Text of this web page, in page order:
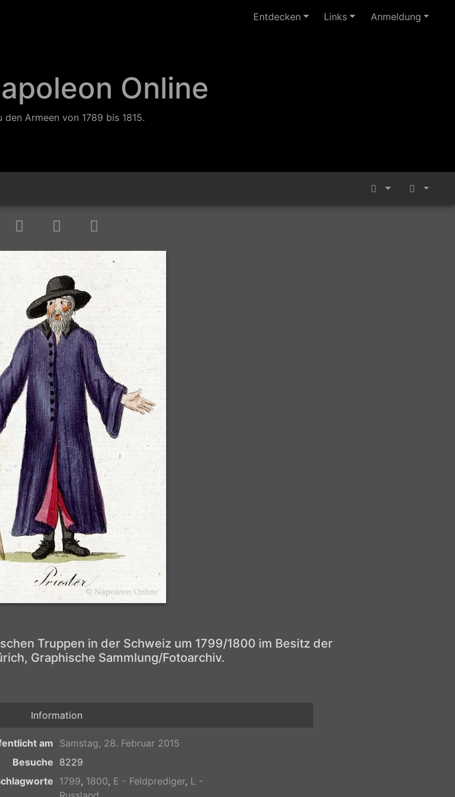
Entdecken Links Anmeldung
Online
Armeen von 1789 bis 1815.
Truppen in der Schweiz um 1799/1800 im Besitz der
Graphische Sammlung/Fotoarchiv.
Information
am Samstag, 28. Februar 2015
Besuche 8229
1799, 1800, E - Feldprediger, L -